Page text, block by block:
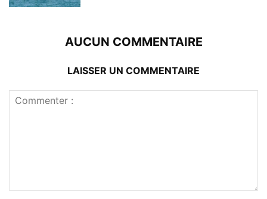
AUCUN COMMENTAIRE
LAISSER UN COMMENTAIRE